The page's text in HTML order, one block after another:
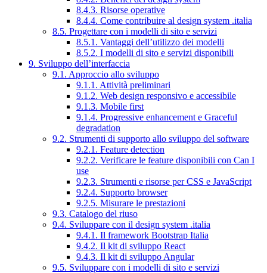
8.4.3. Risorse operative
8.4.4. Come contribuire al design system .italia
8.5. Progettare con i modelli di sito e servizi
8.5.1. Vantaggi dell’utilizzo dei modelli
8.5.2. I modelli di sito e servizi disponibili
9. Sviluppo dell’interfaccia
9.1. Approccio allo sviluppo
9.1.1. Attività preliminari
9.1.2. Web design responsivo e accessibile
9.1.3. Mobile first
9.1.4. Progressive enhancement e Graceful
degradation
9.2. Strumenti di supporto allo sviluppo del software
9.2.1. Feature detection
9.2.2. Verificare le feature disponibili con Can I
use
9.2.3. Strumenti e risorse per CSS e JavaScript
9.2.4. Supporto browser
9.2.5. Misurare le prestazioni
9.3. Catalogo del riuso
9.4. Sviluppare con il design system .italia
9.4.1. Il framework Bootstrap Italia
9.4.2. Il kit di sviluppo React
9.4.3. Il kit di sviluppo Angular
9.5. Sviluppare con i modelli di sito e servizi